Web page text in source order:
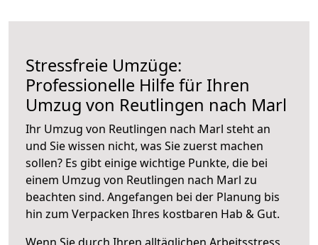
Stressfreie Umzüge:
Professionelle Hilfe für Ihren
Umzug von Reutlingen nach Marl
Ihr Umzug von Reutlingen nach Marl steht an
und Sie wissen nicht, was Sie zuerst machen
sollen? Es gibt einige wichtige Punkte, die bei
einem Umzug von Reutlingen nach Marl zu
beachten sind. Angefangen bei der Planung bis
hin zum Verpacken Ihres kostbaren Hab & Gut.